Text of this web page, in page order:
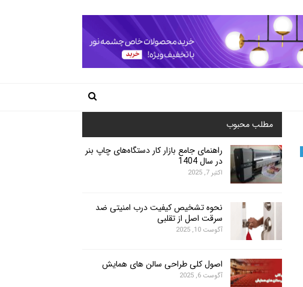
مطلب محبوب
راهنمای جامع بازار کار دستگاه‌های چاپ بنر
در سال 1404
اکتبر 7, 2025
نحوه تشخیص کیفیت درب امنیتی ضد
سرقت اصل از تقلبی
آگوست 10, 2025
اصول کلی طراحی سالن های همایش
آگوست 6, 2025